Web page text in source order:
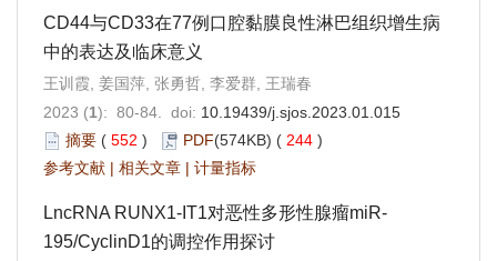
CD44与CD33在77例口腔黏膜良性淋巴组织增生病
中的表达及临床意义
王训霞, 姜国萍, 张勇哲, 李爱群, 王瑞春
2023 (1): 80-84. doi: 10.19439/j.sjos.2023.01.015
摘要 ( 552 ) PDF(574KB) ( 244 )
参考文献 | 相关文章 | 计量指标
LncRNA RUNX1-IT1对恶性多形性腺瘤miR-
195/CyclinD1的调控作用探讨